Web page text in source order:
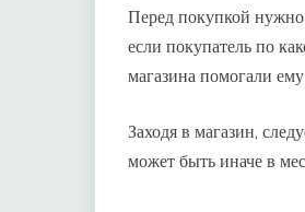
Перед покупкой нужно
если покупатель по
магазина помогали
Заходя в магазин,
может быть иначе в